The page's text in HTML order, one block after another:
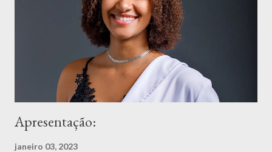
Apresentação:
janeiro 03, 2023